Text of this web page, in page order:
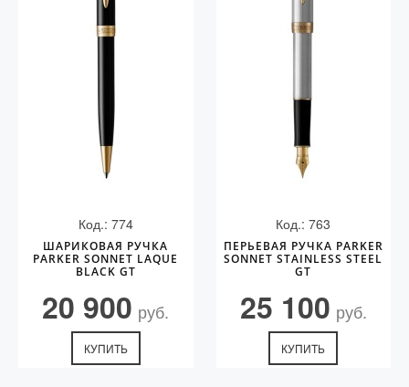
Код.: 774
ШАРИКОВАЯ РУЧКА
PARKER SONNET LAQUE
BLACK GT
20 900 руб.
КУПИТЬ
Код.: 763
ПЕРЬЕВАЯ РУЧКА PARKER
SONNET STAINLESS STEEL
GT
25 100 руб.
КУПИТЬ